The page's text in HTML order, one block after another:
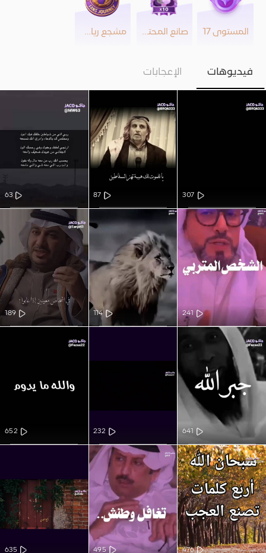
المستوى 17 صانع المحتوى مشجع رياضي
فيديوهات الإعجابات
307
87
63
241
114
189
641
232
652
476
495
635